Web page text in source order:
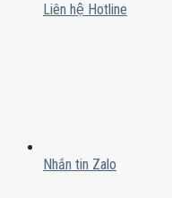
Liên hệ Hotline
Nhắn tin Zalo